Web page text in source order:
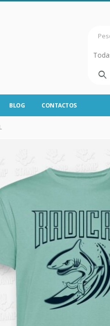
BLOG CONTACTOS